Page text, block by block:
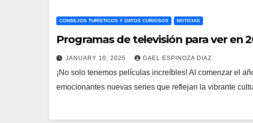
CONSEJOS TURÍSTICOS Y DATOS CURIOSOS NOTICIAS
Programas de televisión para ver en
JANUARY 10, 2025 GAEL ESPINOZA DIAZ
¡No solo tenemos películas increíbles! Al comenzar el
emocionantes nuevas series que reflejan la vibrante